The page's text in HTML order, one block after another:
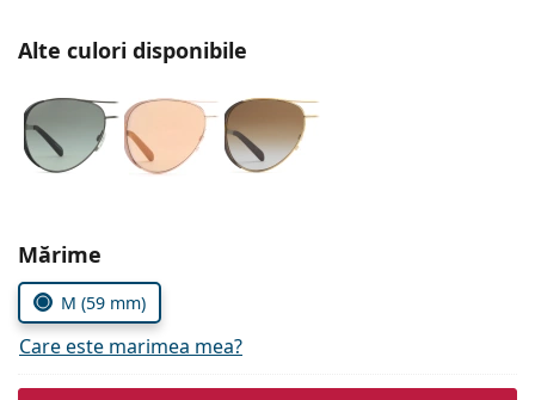
Prada
Toate mărcile
Alte culori disponibile
Alegeți parametrii
Mărime
M (59 mm)
Care este marimea mea?